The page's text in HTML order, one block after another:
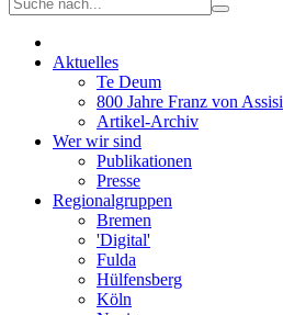
Aktuelles
Te Deum
800 Jahre Franz von Assisi
Artikel-Archiv
Wer wir sind
Publikationen
Presse
Regionalgruppen
Bremen
'Digital'
Fulda
Hülfensberg
Köln